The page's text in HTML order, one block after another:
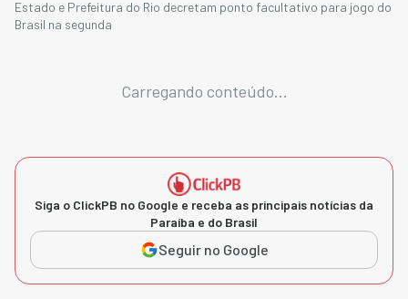
Estado e Prefeitura do Rio decretam ponto facultativo para jogo do
Brasil na segunda
Carregando conteúdo...
Siga o ClickPB no Google e receba as principais notícias da
Paraíba e do Brasil
Seguir no Google